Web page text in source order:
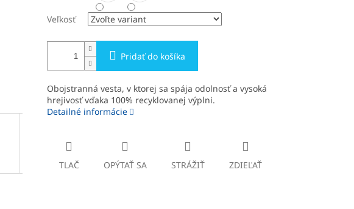
Veľkosť
Pridať do košíka
Obojstranná vesta, v ktorej sa spája odolnosť a vysoká
hrejivosť vďaka 100% recyklovanej výplni.
Detailné informácie
TLAČ OPÝTAŤ SA STRÁŽIŤ ZDIEĽAŤ